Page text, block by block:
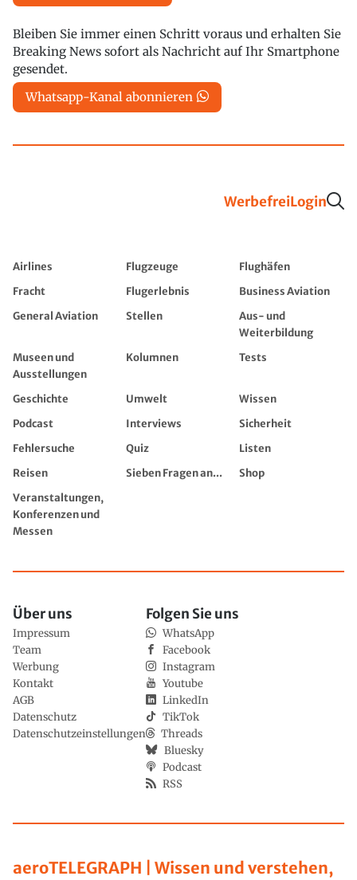
Bleiben Sie immer einen Schritt voraus und erhalten Sie
Breaking News sofort als Nachricht auf Ihr Smartphone
gesendet.
Whatsapp-Kanal abonnieren
WerbefreiLogin
Airlines Flugzeuge
Flughäfen
Fracht
Flugerlebnis
Business Aviation
General Aviation
Stellen
Aus- und
Weiterbildung
Museen und
Ausstellungen
Kolumnen Tests
Geschichte Umwelt
Wissen
Podcast
Interviews
Sicherheit
Fehlersuche
Quiz
Listen
Reisen
Sieben Fragen an...
Shop
Veranstaltungen,
Konferenzen und
Messen
aeroTELEGRAPH | Wissen und verstehen,
Über uns
Impressum
Team
Werbung
Kontakt
AGB
Datenschutz
Datenschutzeinstellungen
Folgen Sie uns
WhatsApp
Facebook
Instagram
Youtube
LinkedIn
TikTok
Threads
Bluesky
Podcast
RSS